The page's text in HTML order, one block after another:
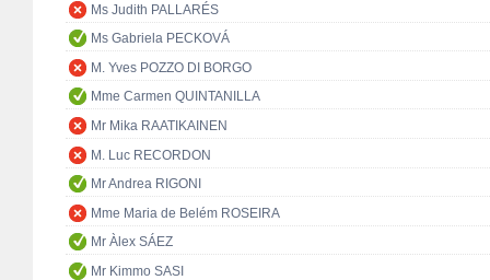
Ms Judith PALLARÉS
Ms Gabriela PECKOVÁ
M. Yves POZZO DI BORGO
Mme Carmen QUINTANILLA
Mr Mika RAATIKAINEN
M. Luc RECORDON
Mr Andrea RIGONI
Mme Maria de Belém ROSEIRA
Mr Àlex SÁEZ
Mr Kimmo SASI